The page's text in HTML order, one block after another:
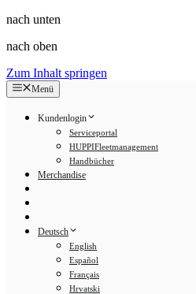
nach unten
nach oben
Zum Inhalt springen
Menü
Kundenlogin
Serviceportal
HUPPIFleetmanagement
Handbücher
Merchandise
Deutsch
English
Español
Français
Hrvatski